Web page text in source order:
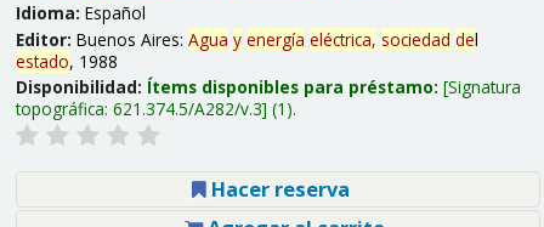
Idioma: Español
Editor: Buenos Aires: Agua y energía eléctrica, sociedad del
estado, 1988
Disponibilidad: Ítems disponibles para préstamo: Signatura
topográfica: 621.374.5/A282/v.3 (1).
Hacer reserva